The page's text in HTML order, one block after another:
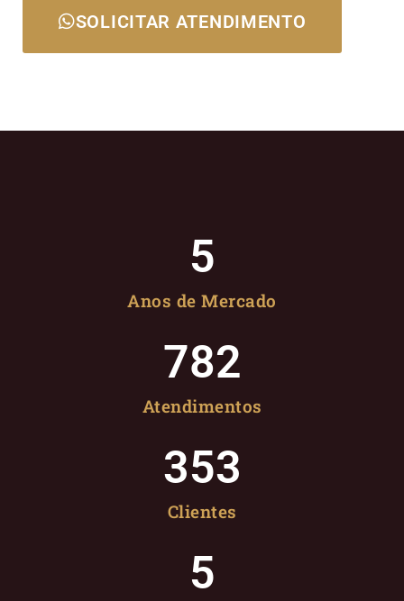
SOLICITAR ATENDIMENTO
Anos de Mercado
5
Atendimentos
782
Clientes
353
5